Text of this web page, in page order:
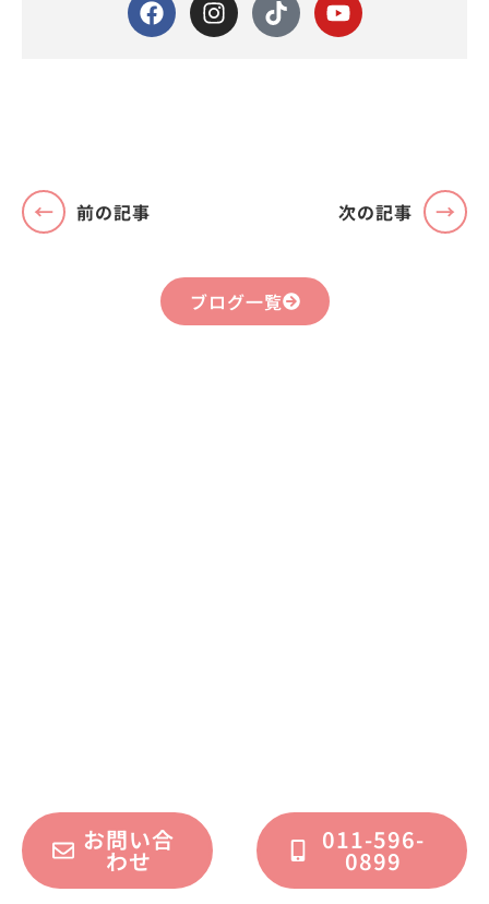
前の記事 次の記事
ブログ一覧
お問い合
わせ
011-596-
0899